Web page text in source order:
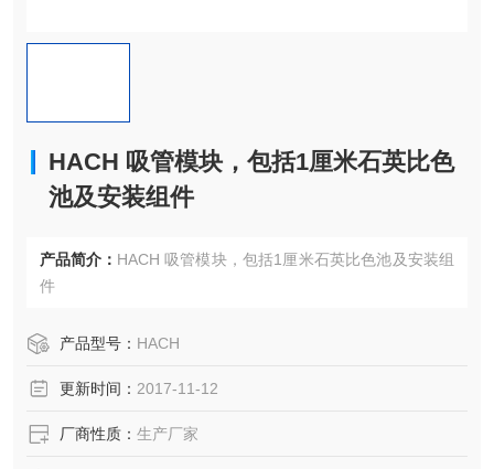
HACH 吸管模块，包括1厘米石英比色
池及安装组件
产品简介： HACH 吸管模块，包括1厘米石英比色池及安装组
件
产品型号： HACH
更新时间： 2017-11-12
厂商性质： 生产厂家